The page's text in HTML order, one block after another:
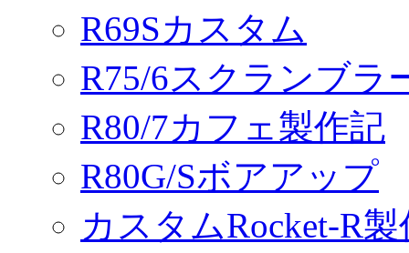
R69Sカスタム
R75/6スクランブラ
R80/7カフェ製作記
R80G/Sボアアップ
カスタムRocket-R